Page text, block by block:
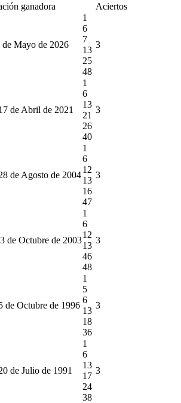
ganadora Aciertos
de Mayo de 2026
1
6
7
13
25
48
3
de Abril de 2021
1
6
13
21
26
40
3
de Agosto de 2004
1
6
12
13
16
47
3
de Octubre de 2003
1
6
12
13
46
48
3
de Octubre de 1996
1
5
6
13
18
36
3
de Julio de 1991
1
6
13
17
24
38
3